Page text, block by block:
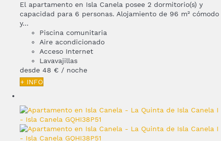
El apartamento en Isla Canela posee 2 dormitorio(s) y
capacidad para 6 personas. Alojamiento de 96 m² cómodo
y...
Piscina comunitaria
Aire acondicionado
Acceso Internet
Lavavajillas
desde 48 € / noche
+ INFO